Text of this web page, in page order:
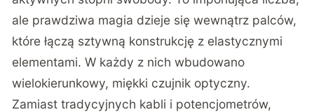
ale prawdziwa magia dzieje się wewnątrz palców,
które łączą sztywną konstrukcję z elastycznymi
elementami. W każdy z nich wbudowano
wielokierunkowy, miękki czujnik optyczny.
Zamiast tradycyjnych kabli i potencjometrów,